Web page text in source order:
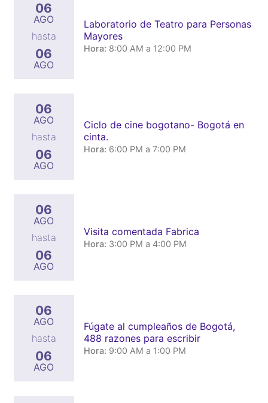
06
AGO
hasta
06
AGO
Laboratorio de Teatro para Personas
Mayores
Hora: 8:00 AM a 12:00 PM
06
AGO
hasta
06
AGO
Ciclo de cine bogotano- Bogotá en
cinta.
Hora: 6:00 PM a 7:00 PM
06
AGO
hasta
06
AGO
Visita comentada Fabrica
Hora: 3:00 PM a 4:00 PM
06
AGO
hasta
06
AGO
Fúgate al cumpleaños de Bogotá,
488 razones para escribir
Hora: 9:00 AM a 1:00 PM